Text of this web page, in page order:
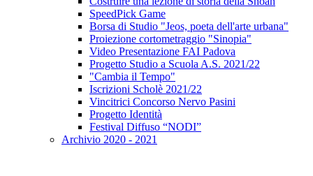
SpeedPick Game
Borsa di Studio "Jeos, poeta dell'arte urbana"
Proiezione cortometraggio "Sinopia"
Video Presentazione FAI Padova
Progetto Studio a Scuola A.S. 2021/22
"Cambia il Tempo"
Iscrizioni Scholè 2021/22
Vincitrici Concorso Nervo Pasini
Progetto Identità
Festival Diffuso “NODI”
Archivio 2020 - 2021